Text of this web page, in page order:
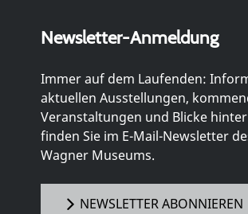
Newsletter-Anmeldung
Immer auf dem Laufenden:
aktuellen Ausstellungen,
Veranstaltungen und Blicke
finden Sie im E-Mail-Newsletter
Wagner Museums.
NEWSLETTER ABONNIEREN